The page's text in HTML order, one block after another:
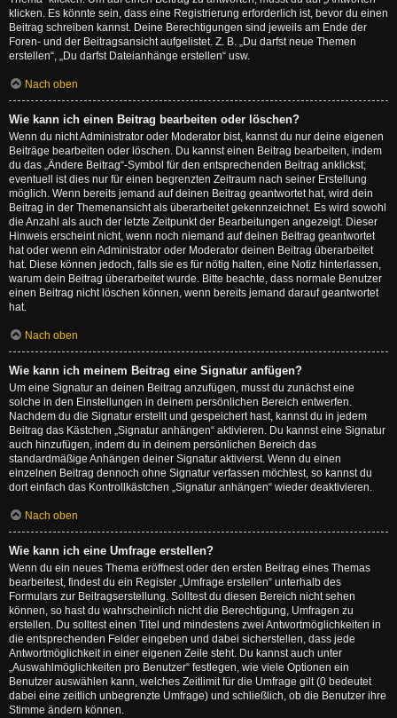
klicken. Es könnte sein, dass eine Registrierung erforderlich ist, bevor du einen
Beitrag schreiben kannst. Deine Berechtigungen sind jeweils am Ende der
Foren- und der Beitragsansicht aufgelistet. Z. B. „Du darfst neue Themen
erstellen“, „Du darfst Dateianhänge erstellen“ usw.
Nach oben
Wie kann ich einen Beitrag bearbeiten oder löschen?
Wenn du nicht Administrator oder Moderator bist, kannst du nur deine eigenen
Beiträge bearbeiten oder löschen. Du kannst einen Beitrag bearbeiten, indem
du das „Ändere Beitrag“-Symbol für den entsprechenden Beitrag anklickst;
eventuell ist dies nur für einen begrenzten Zeitraum nach seiner Erstellung
möglich. Wenn bereits jemand auf deinen Beitrag geantwortet hat, wird dein
Beitrag in der Themenansicht als überarbeitet gekennzeichnet. Es wird sowohl
die Anzahl als auch der letzte Zeitpunkt der Bearbeitungen angezeigt. Dieser
Hinweis erscheint nicht, wenn noch niemand auf deinen Beitrag geantwortet
hat oder wenn ein Administrator oder Moderator deinen Beitrag überarbeitet
hat. Diese können jedoch, falls sie es für nötig halten, eine Notiz hinterlassen,
warum dein Beitrag überarbeitet wurde. Bitte beachte, dass normale Benutzer
einen Beitrag nicht löschen können, wenn bereits jemand darauf geantwortet
hat.
Nach oben
Wie kann ich meinem Beitrag eine Signatur anfügen?
Um eine Signatur an deinen Beitrag anzufügen, musst du zunächst eine
solche in den Einstellungen in deinem persönlichen Bereich entwerfen.
Nachdem du die Signatur erstellt und gespeichert hast, kannst du in jedem
Beitrag das Kästchen „Signatur anhängen“ aktivieren. Du kannst eine Signatur
auch hinzufügen, indem du in deinem persönlichen Bereich das
standardmäßige Anhängen deiner Signatur aktivierst. Wenn du einen
einzelnen Beitrag dennoch ohne Signatur verfassen möchtest, so kannst du
dort einfach das Kontrollkästchen „Signatur anhängen“ wieder deaktivieren.
Nach oben
Wie kann ich eine Umfrage erstellen?
Wenn du ein neues Thema eröffnest oder den ersten Beitrag eines Themas
bearbeitest, findest du ein Register „Umfrage erstellen“ unterhalb des
Formulars zur Beitragserstellung. Solltest du diesen Bereich nicht sehen
können, so hast du wahrscheinlich nicht die Berechtigung, Umfragen zu
erstellen. Du solltest einen Titel und mindestens zwei Antwortmöglichkeiten in
die entsprechenden Felder eingeben und dabei sicherstellen, dass jede
Antwortmöglichkeit in einer eigenen Zeile steht. Du kannst auch unter
„Auswahlmöglichkeiten pro Benutzer“ festlegen, wie viele Optionen ein
Benutzer auswählen kann, welches Zeitlimit für die Umfrage gilt (0 bedeutet
dabei eine zeitlich unbegrenzte Umfrage) und schließlich, ob die Benutzer ihre
Stimme ändern können.